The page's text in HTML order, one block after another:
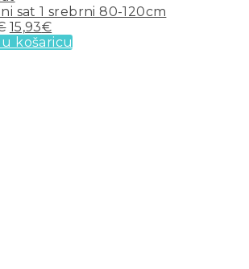
sat 1 srebrni 80-120cm
15,93€
košaricu